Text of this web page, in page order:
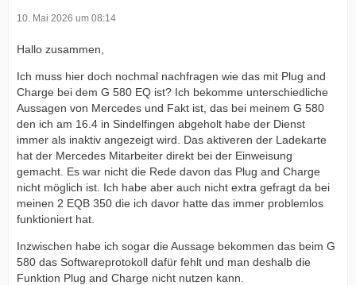
10. Mai 2026 um 08:14
Hallo zusammen,
Ich muss hier doch nochmal nachfragen wie das mit Plug and
Charge bei dem G 580 EQ ist? Ich bekomme unterschiedliche
Aussagen von Mercedes und Fakt ist, das bei meinem G 580
den ich am 16.4 in Sindelfingen abgeholt habe der Dienst
immer als inaktiv angezeigt wird. Das aktiveren der Ladekarte
hat der Mercedes Mitarbeiter direkt bei der Einweisung
gemacht. Es war nicht die Rede davon das Plug and Charge
nicht möglich ist. Ich habe aber auch nicht extra gefragt da bei
meinen 2 EQB 350 die ich davor hatte das immer problemlos
funktioniert hat.
Inzwischen habe ich sogar die Aussage bekommen das beim G
580 das Softwareprotokoll dafür fehlt und man deshalb die
Funktion Plug and Charge nicht nutzen kann.